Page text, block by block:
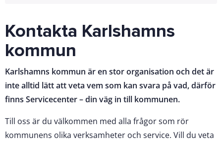
Kontakta Karlshamns
kommun
Karlshamns kommun är en stor organisation och det är
inte alltid lätt att veta vem som kan svara på vad, därför
finns Servicecenter – din väg in till kommunen.
Till oss är du välkommen med alla frågor som rör
kommunens olika verksamheter och service. Vill du veta